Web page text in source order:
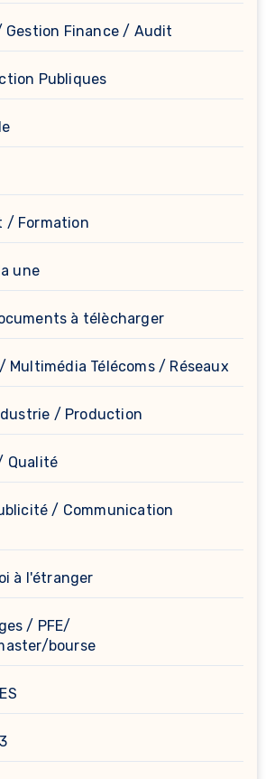
Gestion Finance / Audit
Publiques
/ Formation
une
à télècharger
Télécoms / Réseaux
/ Production
Qualité
/ Communication
à l'étranger
/ PFE/
bourse